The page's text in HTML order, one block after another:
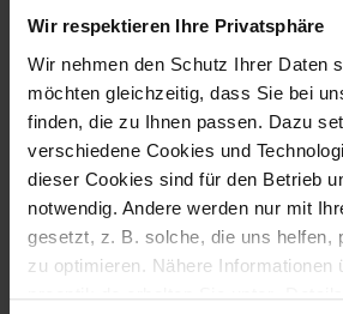
Wir respektieren Ihre Privatsphäre
Wir nehmen den Schutz Ihrer Daten
möchten gleichzeitig, dass Sie bei
finden, die zu Ihnen passen. Dazu
verschiedene Cookies und
dieser Cookies sind für den Betrieb
notwendig. Andere werden nur mit
gesetzt, z. B. solche, die uns helfen,
zu optimieren. Nähere Informationen
prooptik.de erhalten Sie unter
Marktplatz 16
73430 Aalen
Tel.: 0 73 61 / 78 06 17 5
Fax: 0 73 61 / 92 39 07 8
E-Mail: hak.aalen@prooptik.de
Geschäftsführung: Dietmar Mauschitz
Handelsregister AG Stuttgart HRB
USt-IdNr.:DE325896223
Hinweis gemäß